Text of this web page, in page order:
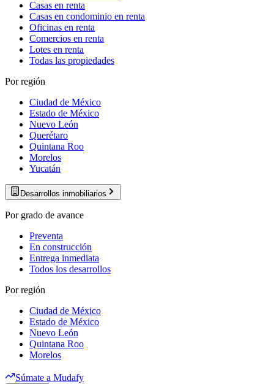
Casas en renta
Casas en condominio en renta
Oficinas en renta
Comercios en renta
Lotes en renta
Todas las propiedades
Por región
Ciudad de México
Estado de México
Nuevo León
Querétaro
Quintana Roo
Morelos
Yucatán
Desarrollos inmobiliarios
Por grado de avance
Preventa
En construcción
Entrega inmediata
Todos los desarrollos
Por región
Ciudad de México
Estado de México
Nuevo León
Quintana Roo
Morelos
Súmate a Mudafy